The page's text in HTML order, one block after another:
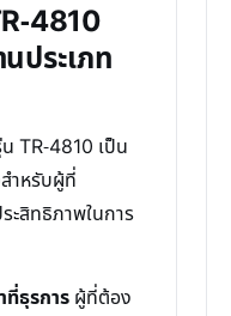
4810
ประเภท
TR-4810 เป็น
ำหรับผู้ที่
ะสิทธิภาพในการ
ธุรการ ผู้ที่ต้อง